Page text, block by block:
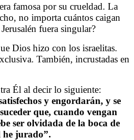
famosa por su crueldad. La
no importa cuántos caigan
fuera singular?
Dios hizo con los israelitas.
También, incrustadas en
Él al decir lo siguiente:
y engordarán, y se
que, cuando vengan
ser olvidada de la boca de
he jurado”.